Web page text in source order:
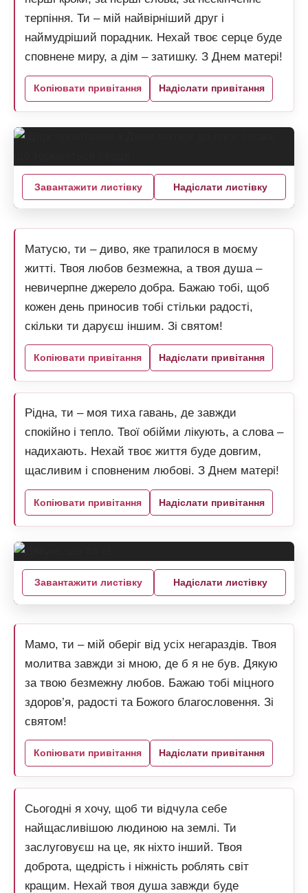
терпіння. Ти – мій найвірніший друг і
наймудріший порадник. Нехай твоє серце буде
сповнене миру, а дім – затишку. З Днем матері!
Копіювати привітання Надіслати привітання
Завантажити листівку Надіслати листівку
Матусю, ти – диво, яке трапилося в моєму
житті. Твоя любов безмежна, а твоя душа –
невичерпне джерело добра. Бажаю тобі, щоб
кожен день приносив тобі стільки радості,
скільки ти даруєш іншим. Зі святом!
Копіювати привітання Надіслати привітання
Рідна, ти – моя тиха гавань, де завжди
спокійно і тепло. Твої обійми лікують, а слова –
надихають. Нехай твоє життя буде довгим,
щасливим і сповненим любові. З Днем матері!
Копіювати привітання Надіслати привітання
Завантажити листівку Надіслати листівку
Мамо, ти – мій оберіг від усіх негараздів. Твоя
молитва завжди зі мною, де б я не був. Дякую
за твою безмежну любов. Бажаю тобі міцного
здоров’я, радості та Божого благословення. Зі
святом!
Копіювати привітання Надіслати привітання
Сьогодні я хочу, щоб ти відчула себе
найщасливішою людиною на землі. Ти
заслуговуєш на це, як ніхто інший. Твоя
доброта, щедрість і ніжність роблять світ
кращим. Нехай твоя душа завжди буде